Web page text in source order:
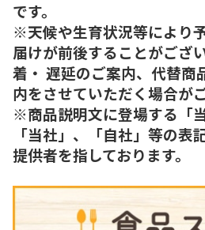
です。
※天候や生育状況等により
届けが前後することがござ
着・ 遅延のご案内、代替商
内をさせていただく場合が
※商品説明文に登場する「
「当社」、「自社」等の表
提供者を指しております。